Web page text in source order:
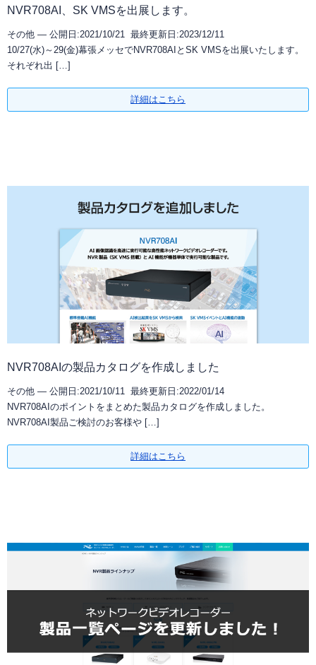
NVR708AI、SK VMSを出展します。
その他 — 公開日:2021/10/21 最終更新日:2023/12/11
10/27(水)～29(金)幕張メッセでNVR708AIとSK VMSを出展いたします。
それぞれ出 […]
詳細はこちら
NVR708AIの製品カタログを作成しました
その他 — 公開日:2021/10/11 最終更新日:2022/01/14
NVR708AIのポイントをまとめた製品カタログを作成しました。
NVR708AI製品ご検討のお客様や […]
詳細はこちら